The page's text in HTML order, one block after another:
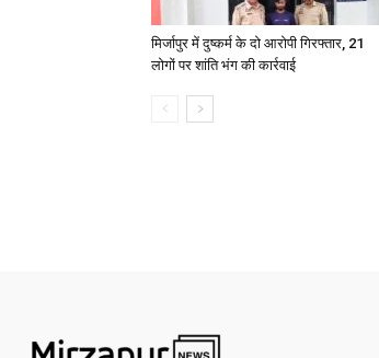
मिर्जापुर में दुष्कर्म के दो आरोपी गिरफ्तार, 21
लोगों पर शांति भंग की कार्रवाई